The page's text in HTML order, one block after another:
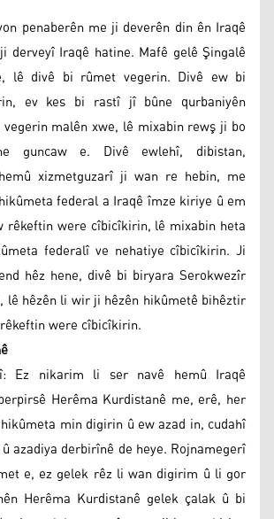
penaberên me ji deverên din ên Iraqê
derveyî Iraqê hatine. Mafê gelê Şingalê
lê divê bi rûmet vegerin. Divê ew bi
ev kes bi rastî jî bûne qurbaniyên
vegerin malên xwe, lê mixabin rewş ji bo
guncaw e. Divê ewlehî, dibistan,
xizmetguzarî ji wan re hebin, me
federal a Iraqê îmze kiriye û em
rêkeftin were cîbicîkirin, lê mixabin heta
federalî ve nehatiye cîbicîkirin. Ji
hêz hene, divê bi biryara Serokwezîr
hêzên li wir ji hêzên hikûmetê bihêztir
were cîbicîkirin.
Ez nikarim li ser navê hemû Iraqê
Herêma Kurdistanê me, erê, her
min digirin û ew azad in, cudahî
azadiya derbirînê de heye. Rojnamegerî
e, ez gelek rêz li wan digirim û li gor
Herêma Kurdistanê gelek çalak û bi